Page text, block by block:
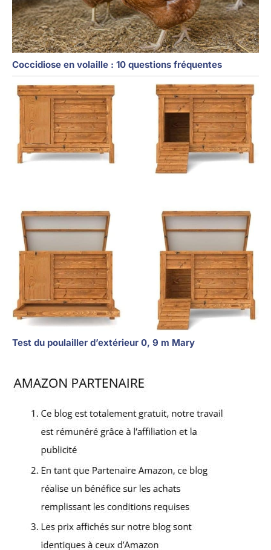
Coccidiose en volaille : 10 questions fréquentes
Test du poulailler d’extérieur 0, 9 m Mary